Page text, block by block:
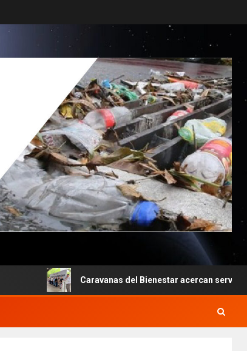
Caravanas del Bienestar acercan servicios